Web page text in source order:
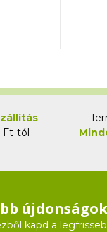
Ft-tól
kapd a